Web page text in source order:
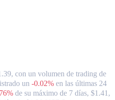
con un volumen de trading de
un -0.02% en las últimas 24
de su máximo de 7 días, $1.41,